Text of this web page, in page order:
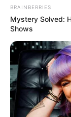
BRAINBERRIES
Mystery Solved:
Shows